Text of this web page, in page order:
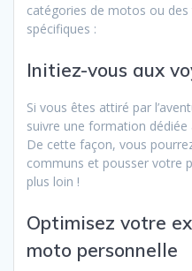
catégories de motos ou
spécifiques :
Initiez-vous aux
Si vous êtes attiré par
suivre une formation
De cette façon, vous
communs et pousser votre
plus loin !
Optimisez votre
moto personnelle